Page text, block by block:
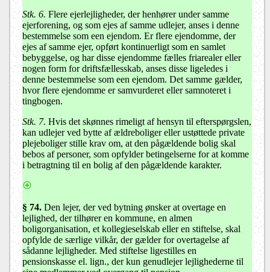
Stk. 6. Flere ejerlejligheder, der henhører under samme
ejerforening, og som ejes af samme udlejer, anses i denne
bestemmelse som een ejendom. Er flere ejendomme, der
ejes af samme ejer, opført kontinuerligt som en samlet
bebyggelse, og har disse ejendomme fælles friarealer eller
nogen form for driftsfællesskab, anses disse ligeledes i
denne bestemmelse som een ejendom. Det samme gælder,
hvor flere ejendomme er samvurderet eller samnoteret i
tingbogen.
Stk. 7. Hvis det skønnes rimeligt af hensyn til efterspørgslen,
kan udlejer ved bytte af ældreboliger eller ustøttede private
plejeboliger stille krav om, at den pågældende bolig skal
bebos af personer, som opfylder betingelserne for at komme
i betragtning til en bolig af den pågældende karakter.
§ 74. Den lejer, der ved bytning ønsker at overtage en
lejlighed, der tilhører en kommune, en almen
boligorganisation, et kollegieselskab eller en stiftelse, skal
opfylde de særlige vilkår, der gælder for overtagelse af
sådanne lejligheder. Med stiftelse ligestilles en
pensionskasse el. lign., der kun genudlejer lejlighederne til